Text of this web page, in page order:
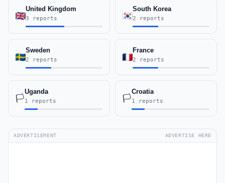
United Kingdom
3 reports
South Korea
2 reports
Sweden
2 reports
France
2 reports
🏳️
Uganda
1 reports 🏳️
Croatia
1 reports
ADVERTISEMENT ADVERTISE HERE